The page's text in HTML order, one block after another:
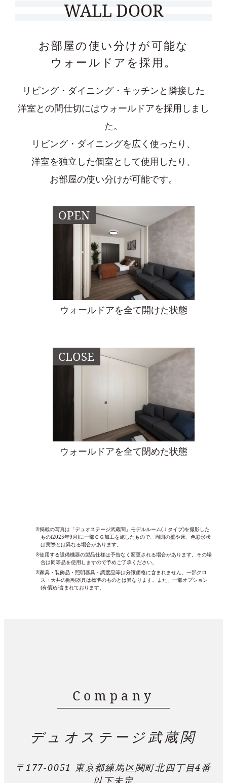
WALL DOOR
お部屋の使い分けが可能な
ウォールドアを採用。
リビング・ダイニング・キッチンと隣接した
洋室との間仕切にはウォールドアを採用しまし
た。
リビング・ダイニングを広く使ったり、
洋室を独立した個室として使用したり、
お部屋の使い分けが可能です。
ウォールドアを全て開けた状態
ウォールドアを全て閉めた状態
※掲載の写真は「デュオステージ武蔵関」モデルルーム(Ｊタイプ)を撮影した
もの(2025年9月)に一部ＣＧ加工を施したもので、周囲の壁や床、色彩形状
は実際とは異なる場合があります。
※使用する設備機器の製品仕様は予告なく変更される場合があります。その場
合は同等品を使用しますので予めご了承ください。
※家具・装飾品・照明器具・調度品等は分譲価格に含まれません。一部クロ
ス・天井の照明器具は標準のものとは異なります。また、一部オプション
(有償)が含まれております。
Company
デュオステージ武蔵関
〒177-0051 東京都練馬区関町北四丁目4番
以下未定